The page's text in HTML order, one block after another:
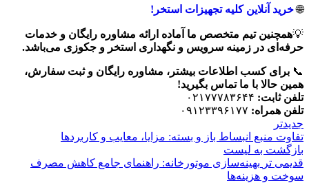
🌐خرید آنلاین کلیه تجهیزات استخر!
💡همچنین تیم متخصص ما آماده ارائه مشاوره رایگان و خدمات
حرفه‌ای در زمینه سرویس و نگهداری استخر و جکوزی می‌باشد.
📞 برای کسب اطلاعات بیشتر، مشاوره رایگان و ثبت سفارش،
همین حالا با ما تماس بگیرید!
تلفن ثابت:
تلفن همراه:
جدیدتر
تفاوت منبع انبساط باز و بسته: مزایا، معایب و کاربردها
بازگشت به لیست
قدیمی تر بهینه‌سازی موتورخانه: راهنمای جامع کاهش مصرف
سوخت و هزینه‌ها